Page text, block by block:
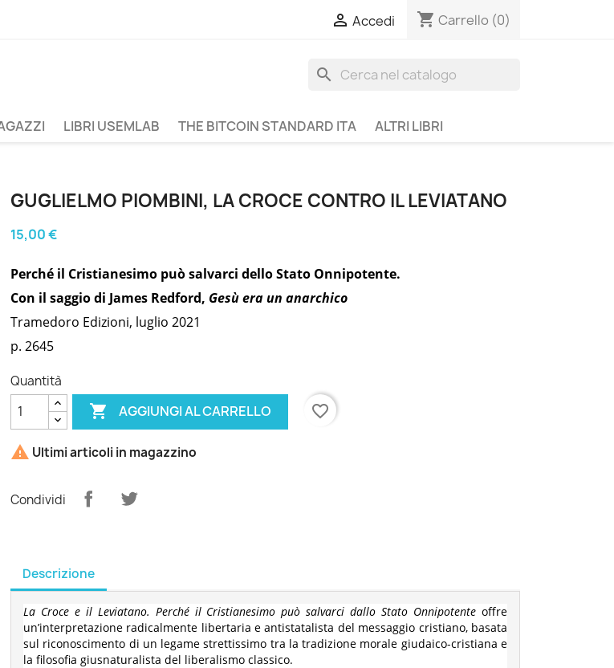
 Accedi shopping_cart Carrello (0)
search
LIBRI USEMLAB THE BITCOIN STANDARD ITA ALTRI LIBRI
GUGLIELMO PIOMBINI, LA CROCE CONTRO IL LEVIATANO
15,00 €
Perché il Cristianesimo può salvarci dello Stato Onnipotente.
Con il saggio di James Redford, Gesù era un anarchico
Tramedoro Edizioni, luglio 2021
p. 2645
Quantità
 AGGIUNGI AL CARRELLO favorite_border
 Ultimi articoli in magazzino
Condividi
Descrizione
La Croce e il Leviatano. Perché il Cristianesimo può salvarci dallo Stato Onnipotente offre
un’interpretazione radicalmente libertaria e antistatalista del messaggio cristiano, basata
sul riconoscimento di un legame strettissimo tra la tradizione morale giudaico-cristiana e
la filosofia giusnaturalista del liberalismo classico.